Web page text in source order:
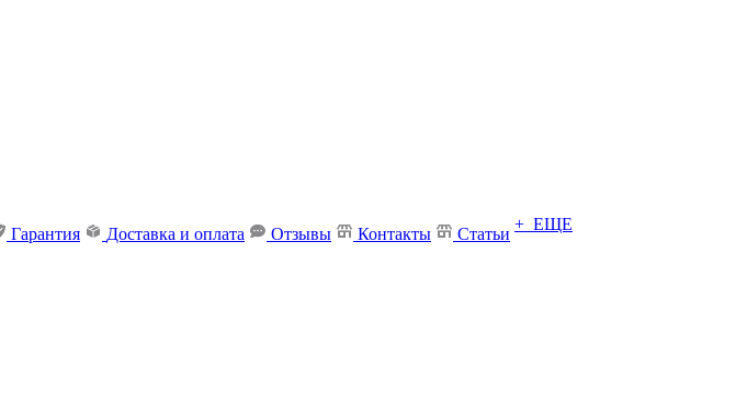
Гарантия Доставка и оплата Отзывы Контакты Статьи
+ ЕЩЕ